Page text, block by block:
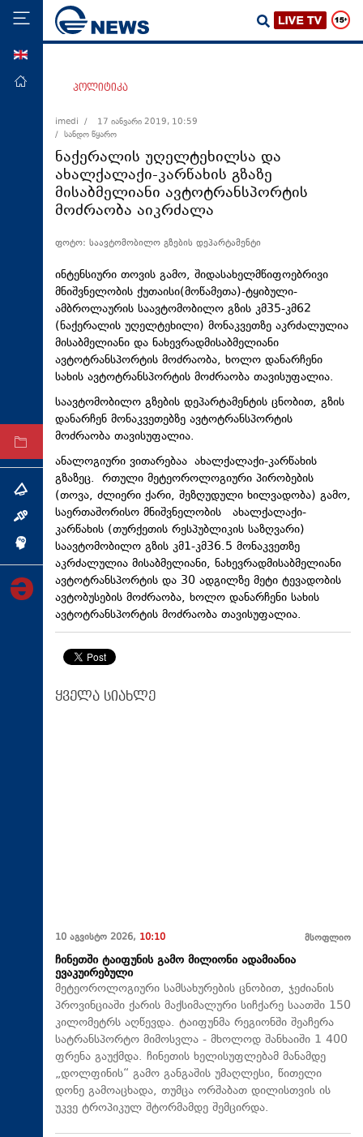
მთავარი
ეკონომიკა
მსოფლიო
ჯანდაცვა
საზოგადოება
სამართალი
თავდაცვა
რეგიონი
კულტურა
ტექნოლოგიები
ტაბლოიდი
თემა
ინტერვიუ
ინქვიზიცია
პოლიტიკა
imedi /
17 იანვარი 2019, 10:59
/ სანდო წყარო
ნაქერალის უღელტეხილსა და
ახალქალაქი-კარწახის გზაზე
მისაბმელიანი ავტოტრანსპორტის
მოძრაობა აიკრძალა
ფოტო: საავტომობილო გზების დეპარტამენტი
ინტენსიური თოვის გამო, შიდასახელმწიფოებრივი
მნიშვნელობის ქუთაისი(მოწამეთა)-ტყიბული-
ამბროლაურის საავტომობილო გზის კმ35-კმ62
(ნაქერალის უღელტეხილი) მონაკვეთზე აკრძალულია
მისაბმელიანი და ნახევრადმისაბმელიანი
ავტოტრანსპორტის მოძრაობა, ხოლო დანარჩენი
სახის ავტოტრანსპორტის მოძრაობა თავისუფალია.
საავტომობილო გზების დეპარტამენტის ცნობით, გზის
დანარჩენ მონაკვეთებზე ავტოტრანსპორტის
მოძრაობა თავისუფალია.
ანალოგიური ვითარებაა ახალქალაქი-კარწახის
გზაზეც. რთული მეტეოროლოგიური პირობების
(თოვა, ძლიერი ქარი, შეზღუდული ხილვადობა) გამო,
საერთაშორისო მნიშვნელობის ახალქალაქი-
კარწახის (თურქეთის რესპუბლიკის საზღვარი)
საავტომობილო გზის კმ1-კმ36.5 მონაკვეთზე
აკრძალულია მისაბმელიანი, ნახევრადმისაბმელიანი
ავტოტრანსპორტის და 30 ადგილზე მეტი ტევადობის
ავტობუსების მოძრაობა, ხოლო დანარჩენი სახის
ავტოტრანსპორტის მოძრაობა თავისუფალია.
ყველა სიახლე
10 აგვისტო 2026, 10:10 მსოფლიო
ჩინეთში ტაიფუნის გამო მილიონი ადამიანია
ევაკუირებული
მეტეოროლოგიური სამსახურების ცნობით, ჯეძიანის
პროვინციაში ქარის მაქსიმალური სიჩქარე საათში 150
კილომეტრს აღწევდა. ტაიფუნმა რეგიონში შეაჩერა
სატრანსპორტო მიმოსვლა - მხოლოდ შანხაიში 1 400
ფრენა გაუქმდა. ჩინეთის ხელისუფლებამ მანამდე
„დოლფინის“ გამო განგაშის უმაღლესი, წითელი
დონე გამოაცხადა, თუმცა ორშაბათ დილისთვის ის
უკვე ტროპიკულ შტორმამდე შემცირდა.